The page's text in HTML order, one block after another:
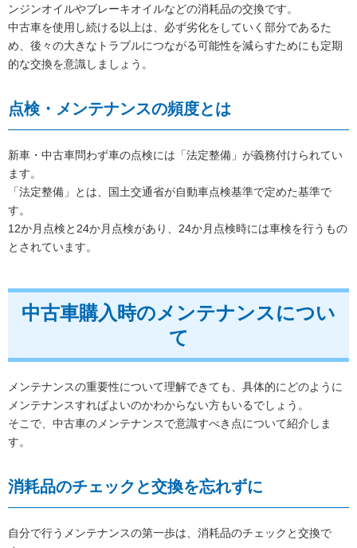
ンジンオイルやブレーキオイルなどの消耗品の交換です。
中古車を使用し続ける以上は、必ず劣化をしていく部分であるた
め、後々の大きなトラブルにつながる可能性を減らすためにも定期
的な交換を意識しましょう。
点検・メンテナンスの頻度とは
新車・中古車問わず車の点検には「法定整備」が義務付けられてい
ます。
「法定整備」とは、国土交通省が自動車点検基準で定めた基準で
す。
12か月点検と24か月点検があり、24か月点検時には車検を行うもの
とされています。
中古車購入時のメンテナンスについ
て
メンテナンスの重要性について理解できても、具体的にどのように
メンテナンスすればよいのかわからない方もいるでしょう。
そこで、中古車のメンテナンスで意識すべき点について紹介しま
す。
消耗品のチェックと交換を忘れずに
自分で行うメンテナンスの第一歩は、消耗品のチェックと交換で